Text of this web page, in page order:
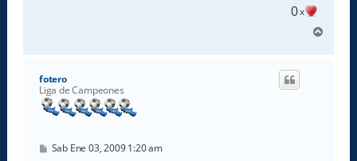
0x
r
fotero
Liga de Campeones
M
Sab Ene 03, 2009 1:20 am